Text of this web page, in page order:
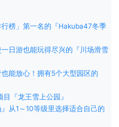
行榜」第一名的『Hakuba47冬季
日游也能玩得尽兴的『川场滑雪
能放心！拥有5个大型园区的
『龙王雪上公园』
从1～10等级里选择适合自己的